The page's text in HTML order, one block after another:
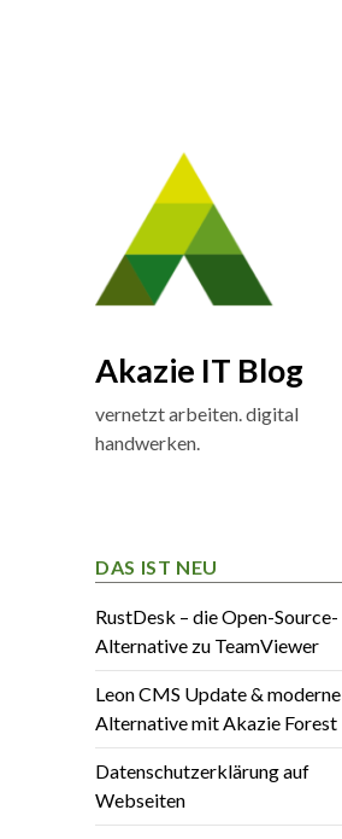
Akazie IT Blog
vernetzt arbeiten. digital
handwerken.
DAS IST NEU
RustDesk – die Open-Source-
Alternative zu TeamViewer
Leon CMS Update & moderne
Alternative mit Akazie Forest
Datenschutzerklärung auf
Webseiten